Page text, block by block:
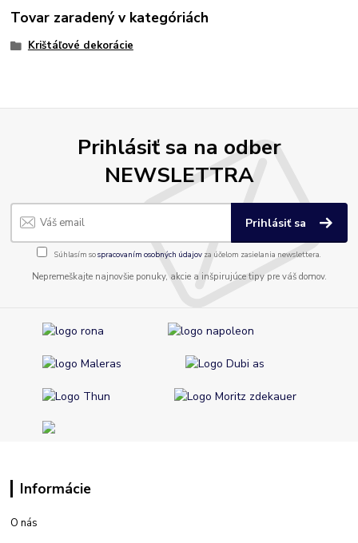
Tovar zaradený v kategóriách
Krištáľové dekorácie
Prihlásiť sa na odber
NEWSLETTRA
Prihlásiť sa
Súhlasím sospracovaním osobných údajov za účelom zasielania newslettera.
Nepremeškajte najnovšie ponuky, akcie a inšpirujúce tipy pre váš domov.
Informácie
O nás